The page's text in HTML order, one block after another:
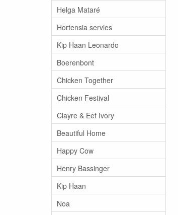
Helga Mataré
Hortensia servies
Kip Haan Leonardo
Boerenbont
Chicken Together
Chicken Festival
Clayre & Eef Ivory
Beautiful Home
Happy Cow
Henry Bassinger
Kip Haan
Noa